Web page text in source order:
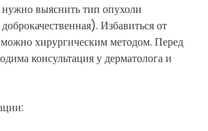
выяснить тип опухоли
Избавиться от
хирургическим методом. Перед
консультация у дерматолога и